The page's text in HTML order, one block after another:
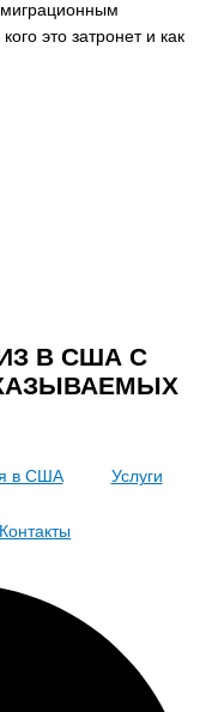
это затронет и как
В США С
в США Услуги
Контакты